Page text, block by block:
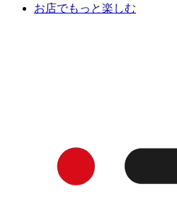
お店でもっと楽しむ